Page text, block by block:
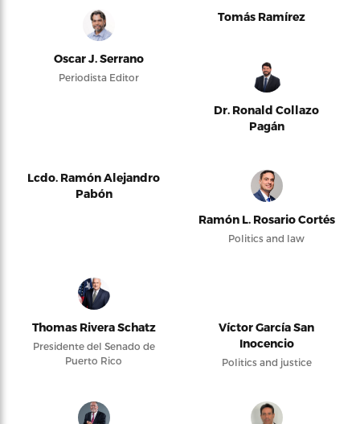
Oscar J. Serrano
Periodista Editor
Tomás Ramírez
Dr. Ronald Collazo
Pagán
Lcdo. Ramón Alejandro
Pabón
Ramón L. Rosario Cortés
Politics and law
Thomas Rivera Schatz
Presidente del Senado de
Puerto Rico
Víctor García San
Inocencio
Politics and justice